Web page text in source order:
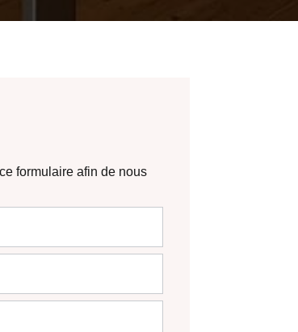
formulaire afin de nous